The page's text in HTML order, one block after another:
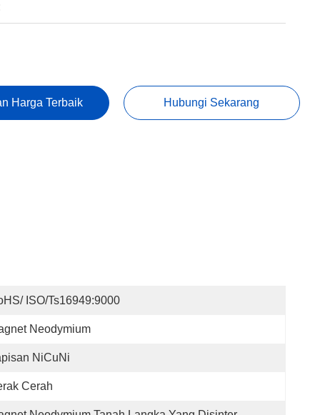
Harga Terbaik Hubungi Sekarang
ISO/Ts16949:9000
Neodymium
NiCuNi
Cerah